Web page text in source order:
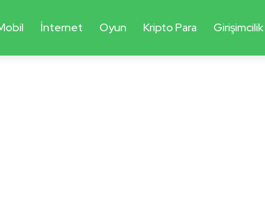
İnternet Oyun Kripto Para Girişimcilik